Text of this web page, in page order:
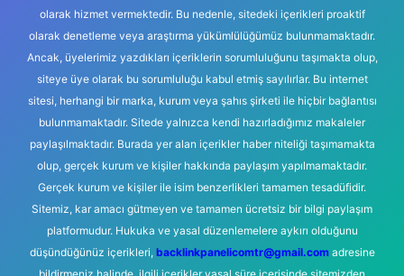
olarak hizmet vermektedir. Bu nedenle, sitedeki içerikleri proaktif
olarak denetleme veya araştırma yükümlülüğümüz bulunmamaktadır.
Ancak, üyelerimiz yazdıkları içeriklerin sorumluluğunu taşımakta olup,
siteye üye olarak bu sorumluluğu kabul etmiş sayılırlar. Bu internet
sitesi, herhangi bir marka, kurum veya şahıs şirketi ile hiçbir bağlantısı
bulunmamaktadır. Sitede yalnızca kendi hazırladığımız makaleler
paylaşılmaktadır. Burada yer alan içerikler haber niteliği taşımamakta
olup, gerçek kurum ve kişiler hakkında paylaşım yapılmamaktadır.
Gerçek kurum ve kişiler ile isim benzerlikleri tamamen tesadüfidir.
Sitemiz, kar amacı gütmeyen ve tamamen ücretsiz bir bilgi paylaşım
platformudur. Hukuka ve yasal düzenlemelere aykırı olduğunu
düşündüğünüz içerikleri, backlinkpanelicomtr@gmail.comadresine